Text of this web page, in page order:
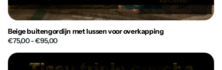
Beige buitengordijn met lussen voor overkapping
€75,00- €95,00